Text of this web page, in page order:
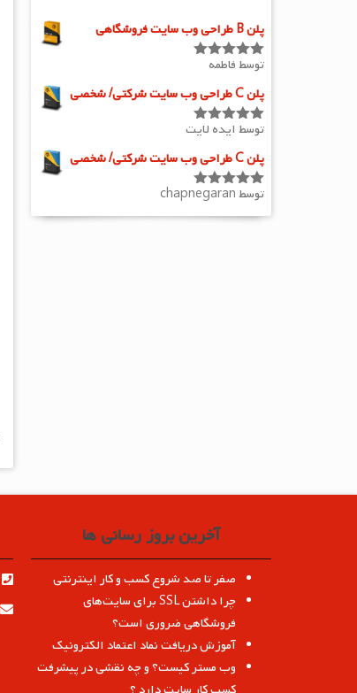
پلن B طراحی وب سایت فروشگاهی
امتیاز5از
توسط فاطمه
پلن C طراحی وب سایت شرکتی/ شخصی
امتیاز5از
توسط ایده لایت
پلن C طراحی وب سایت شرکتی/ شخصی
امتیاز5 از
توسط chapnegaran
آخرین بروز رسانی ها
صفر تا صد شروع کسب و کار اینترنتی
چرا داشتن SSL برای سایت‌های
فروشگاهی ضروری است؟
آموزش دریافت نماد اعتماد الکترونیک
وب مستر کیست؟ و چه نقشی در پیشرفت